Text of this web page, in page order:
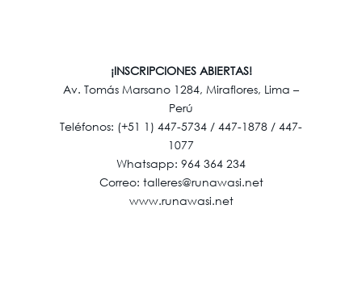
¡INSCRIPCIONES ABIERTAS!
Av. Tomás Marsano 1284, Miraflores, Lima –
Perú
Teléfonos: (+51 1) 447-5734 / 447-1878 / 447-
1077
Whatsapp: 964 364 234
Correo: talleres@runawasi.net
www.runawasi.net